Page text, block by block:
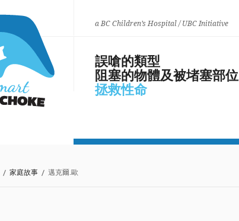
a BC Children’s Hospital / UBC Initiative
誤嗆的類型
阻塞的物體及被堵塞部位
拯救性命
/ 家庭故事 / 邁克爾.歐